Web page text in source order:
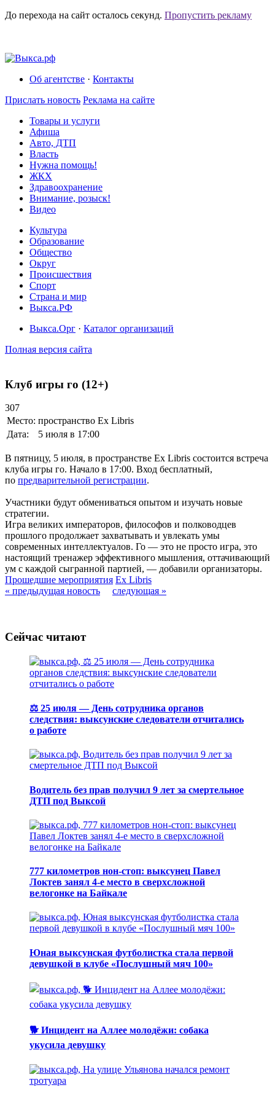
До перехода на сайт осталось секунд. Пропустить рекламу
Об агентстве · Контакты
Прислать новость Реклама на сайте
Товары и услуги
Афиша
Авто, ДТП
Власть
Нужна помощь!
ЖКХ
Здравоохранение
Внимание, розыск!
Видео
Культура
Образование
Общество
Округ
Происшествия
Спорт
Страна и мир
Выкса.РФ
Выкса.Орг · Каталог организаций
Полная версия сайта
Клуб игры го (12+)
307
Место: пространство Ex Libris
Дата:
5 июля в 17:00
В пятницу, 5 июля, в пространстве Ex Libris состоится встреча
клуба игры го. Начало в 17:00. Вход бесплатный,
по предварительной регистрации.
Участники будут обмениваться опытом и изучать новые
стратегии.
Игра великих императоров, философов и полководцев
прошлого продолжает захватывать и увлекать умы
современных интеллектуалов. Го — это не просто игра, это
настоящий тренажер эффективного мышления, оттачивающий
ум с каждой сыгранной партией, — добавили организаторы.
Прошедшие мероприятия Ex Libris
« предыдущая новость
следующая »
Сейчас читают
⚖️ 25 июля — День сотрудника органов
следствия: выксунские следователи отчитались
о работе
Водитель без прав получил 9 лет за смертельное
ДТП под Выксой
777 километров нон-стоп: выксунец Павел
Локтев занял 4-е место в сверхсложной
велогонке на Байкале
Юная выксунская футболистка стала первой
девушкой в клубе «Послушный мяч 100»
🐕 Инцидент на Аллее молодёжи: собака
укусила девушку